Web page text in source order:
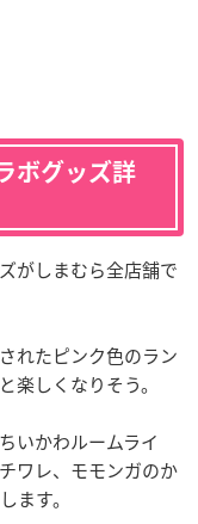
ボグッズ詳
がしまむら全店舗で
れたピンク色のラン
楽しくなりそう。
いかわルームライ
ワレ、モモンガのか
ます。